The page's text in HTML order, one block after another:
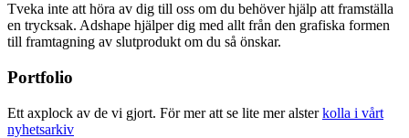
Tveka inte att höra av dig till oss om du behöver hjälp att framställa
en trycksak. Adshape hjälper dig med allt från den grafiska formen
till framtagning av slutprodukt om du så önskar.
Portfolio
Ett axplock av de vi gjort. För mer att se lite mer alsterkolla i vårt
nyhetsarkiv